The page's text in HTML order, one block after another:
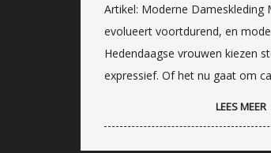
Artikel: Moderne Dameskleding
evolueert voortdurend, en
Hedendaagse vrouwen kiezen
expressief. Of het nu gaat om
LEES MEER